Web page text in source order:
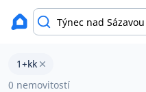
Prodat
okres Benešov
Byty 1+kk na prodej
1+kk
0 nemovitostí